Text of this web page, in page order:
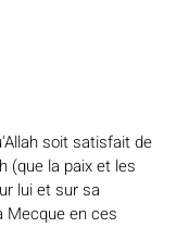
soit satisfait de
(que la paix et les
lui et sur sa
Mecque en ces